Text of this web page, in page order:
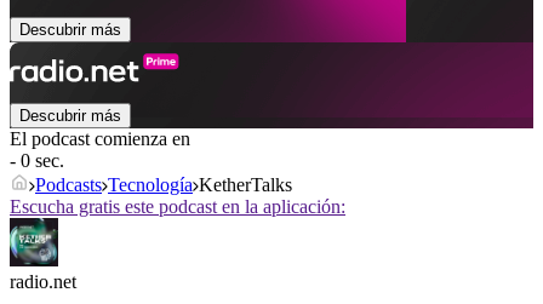
Descubrir más
Descubrir más
El podcast comienza en
- 0 sec.
Podcasts Tecnología KetherTalks
Escucha gratis este podcast en la aplicación:
radio.net